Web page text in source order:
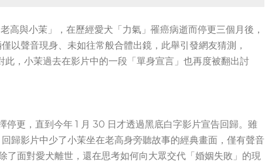
與小茉」，在歷經愛犬「力氣」罹癌病逝而停更三個月後，
以聲音現身、未如往常般合體出鏡，此舉引發網友猜測，
，小茉過去在影片中的一段「單身宣言」也再度被翻出討
停更，直到今年 1 月 30 日才透過黑底白字影片宣告回歸。雖
歸影片中少了小茉坐在老高身旁聽故事的經典畫面，僅有聲音
面對愛犬離世，還在思考如何向大眾交代「婚姻失敗」的現